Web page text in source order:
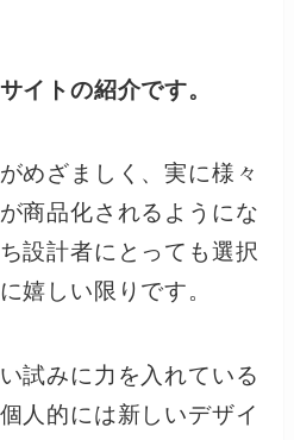
イトの紹介です。
めざましく、実に様々
商品化されるようにな
設計者にとっても選択
嬉しい限りです。
試みに力を入れている
人的には新しいデザイ